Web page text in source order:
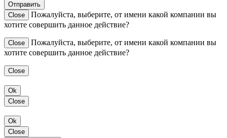
Отправить
Close
Пожалуйста, выберите, от имени какой компании вы
хотите совершить данное действие?
Close
Пожалуйста, выберите, от имени какой компании вы
хотите совершить данное действие?
Close
Ok
Close
Ok
Close